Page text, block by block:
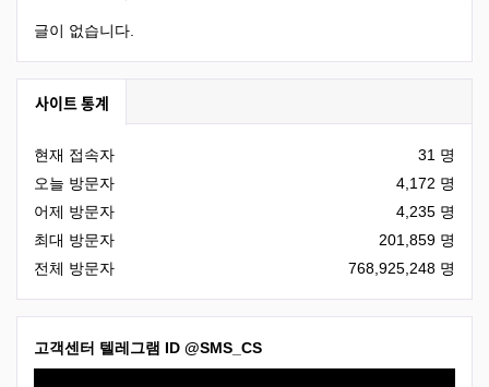
글이 없습니다.
사이트 통계
현재 접속자
31 명
오늘 방문자
4,172 명
어제 방문자
4,235 명
최대 방문자
201,859 명
전체 방문자
768,925,248 명
고객센터 텔레그램 ID @SMS_CS